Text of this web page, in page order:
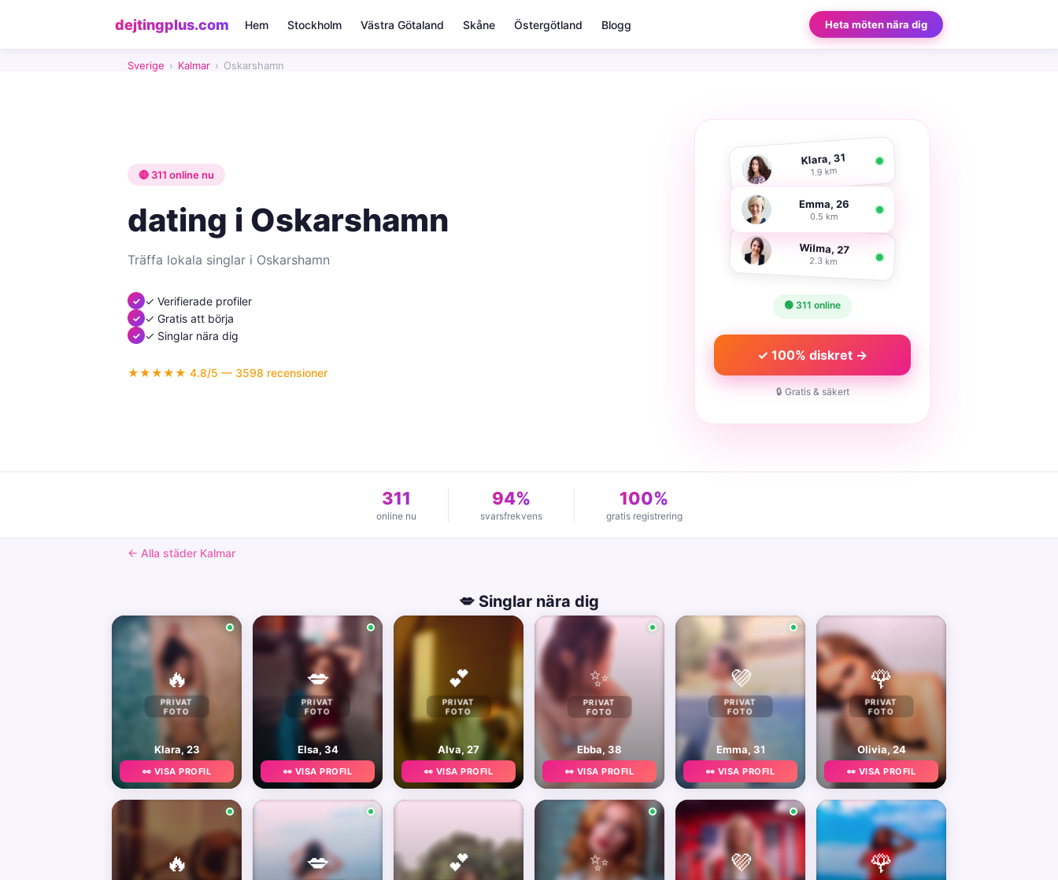
dejtingplus.com Hem Stockholm Västra Götaland Skåne Östergötland Blogg Heta möten nära dig
Sverige › Kalmar › Oskarshamn
🔴 311 online nu
dating i Oskarshamn
Träffa lokala singlar i Oskarshamn
✓ Verifierade profiler
✓ Gratis att börja
✓ Singlar nära dig
★★★★★ 4.8/5 — 3598 recensioner
Klara, 31
1.9 km
Emma, 26
0.5 km
Wilma, 27
2.3 km
🟢 311 online
✓ 100% diskret →
🔒 Gratis & säkert
311
online nu
94%
svarsfrekvens
100%
gratis registrering
← Alla städer Kalmar
💋 Singlar nära dig
🔥
PRIVAT
FOTO
Klara, 23
👀 VISA PROFIL
💋
PRIVAT
FOTO
Elsa, 34
👀 VISA PROFIL
💕
PRIVAT
FOTO
Alva, 27
👀 VISA PROFIL
✨
PRIVAT
FOTO
Ebba, 38
👀 VISA PROFIL
💜
PRIVAT
FOTO
Emma, 31
👀 VISA PROFIL
🌹
PRIVAT
FOTO
Olivia, 24
👀 VISA PROFIL
🔥 💋 💕 ✨ 💜 🌹